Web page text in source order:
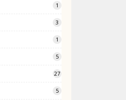
1
3
1
5
27
5